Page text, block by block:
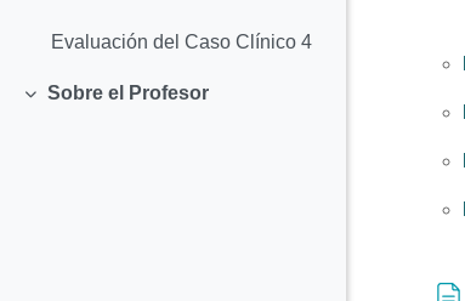
Evaluación del Caso Clínico 4
Colapsar
Sobre el Profesor